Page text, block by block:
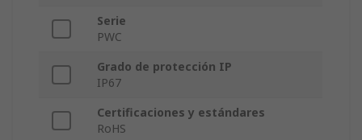
Serie
PWC
Grado de protección IP
IP67
Certificaciones y estándares
RoHS